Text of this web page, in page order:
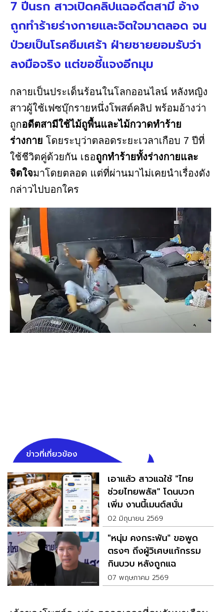
7 ปีนรก สาวเปิดคลิปแฉอดีตสามี อ้าง
ถูกทำร้ายร่างกายและจิตใจมาตลอด จน
ป่วยเป็นโรคซึมเศร้า ฝ่ายชายยอมรับว่า
ลงมือจริง แต่ขอชี้แจงอีกมุม
กลายเป็นประเด็นร้อนในโลกออนไลน์ หลังหญิง
สาวผู้ใช้เฟซบุ๊กรายหนึ่งโพสต์คลิป พร้อมอ้างว่า
ถูกอดีตสามีใช้ไม้ถูพื้นและไม้กวาดทำร้าย
ร่างกาย โดยระบุว่าตลอดระยะเวลาเกือบ 7 ปีที่
ใช้ชีวิตคู่ด้วยกัน เธอถูกทำร้ายทั้งร่างกายและ
จิตใจมาโดยตลอด แต่ที่ผ่านมาไม่เคยนำเรื่องดัง
กล่าวไปบอกใคร
ข่าวที่เกี่ยวข้อง
เอาแล้ว สาวแฉใช้ "ไทย
ช่วยไทยพลัส" โดนบวก
เพิ่ม งานนี้เมนต์สนั่น
02 มิถุนายน 2569
"หนุ่ม คงกระพัน" ขอพูด
ตรงๆ ถึงผู้วิเศษแก้กรรม
กินบวบ หลังถูกแฉ
07 พฤษภาคม 2569